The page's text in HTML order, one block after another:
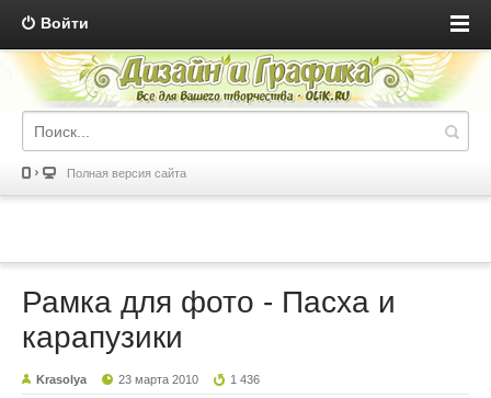
Войти
Полная версия сайта
Рамка для фото - Пасха и
карапузики
Krasolya 23 марта 2010 1 436